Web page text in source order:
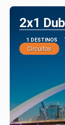
2x1
1 DESTINOS
Circuitos